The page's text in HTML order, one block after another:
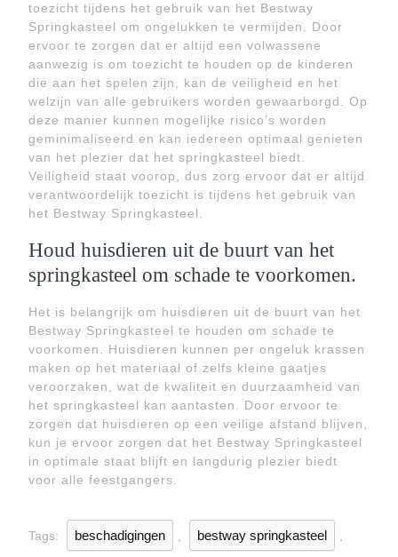
toezicht tijdens het gebruik van het Bestway
Springkasteel om ongelukken te vermijden. Door
ervoor te zorgen dat er altijd een volwassene
aanwezig is om toezicht te houden op de kinderen
die aan het spelen zijn, kan de veiligheid en het
welzijn van alle gebruikers worden gewaarborgd. Op
deze manier kunnen mogelijke risico’s worden
geminimaliseerd en kan iedereen optimaal genieten
van het plezier dat het springkasteel biedt.
Veiligheid staat voorop, dus zorg ervoor dat er altijd
verantwoordelijk toezicht is tijdens het gebruik van
het Bestway Springkasteel.
Houd huisdieren uit de buurt van het
springkasteel om schade te voorkomen.
Het is belangrijk om huisdieren uit de buurt van het
Bestway Springkasteel te houden om schade te
voorkomen. Huisdieren kunnen per ongeluk krassen
maken op het materiaal of zelfs kleine gaatjes
veroorzaken, wat de kwaliteit en duurzaamheid van
het springkasteel kan aantasten. Door ervoor te
zorgen dat huisdieren op een veilige afstand blijven,
kun je ervoor zorgen dat het Bestway Springkasteel
in optimale staat blijft en langdurig plezier biedt
voor alle feestgangers.
Tags: beschadigingen bestway springkasteel